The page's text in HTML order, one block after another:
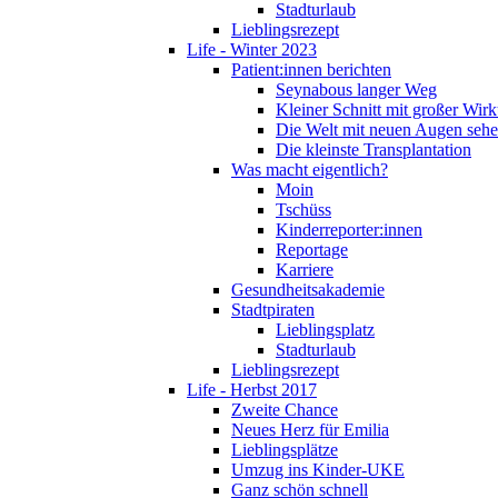
Stadturlaub
Lieblingsrezept
Life - Winter 2023
Patient:innen berichten
Seynabous langer Weg
Kleiner Schnitt mit großer
Die Welt mit neuen Augen
Die kleinste Transplantation
Was macht eigentlich?
Moin
Tschüss
Kinderreporter:innen
Reportage
Karriere
Gesundheitsakademie
Stadtpiraten
Lieblingsplatz
Stadturlaub
Lieblingsrezept
Life - Herbst 2017
Zweite Chance
Neues Herz für Emilia
Lieblingsplätze
Umzug ins Kinder-UKE
Ganz schön schnell